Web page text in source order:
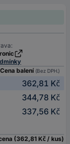
Cena balení (Bez DPH.)
362,81 Kč
344,78 Kč
337,56 Kč
(362,81 Kč / kus)